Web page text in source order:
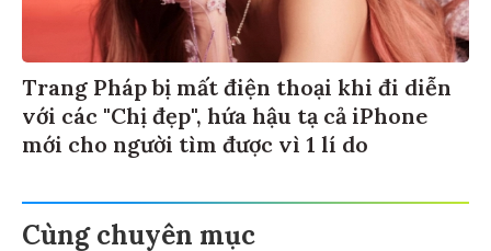
Trang Pháp bị mất điện thoại khi đi diễn
với các "Chị đẹp", hứa hậu tạ cả iPhone
mới cho người tìm được vì 1 lí do
Cùng chuyên mục